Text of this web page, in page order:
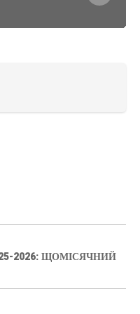
2026: ЩОМІСЯЧНИЙ